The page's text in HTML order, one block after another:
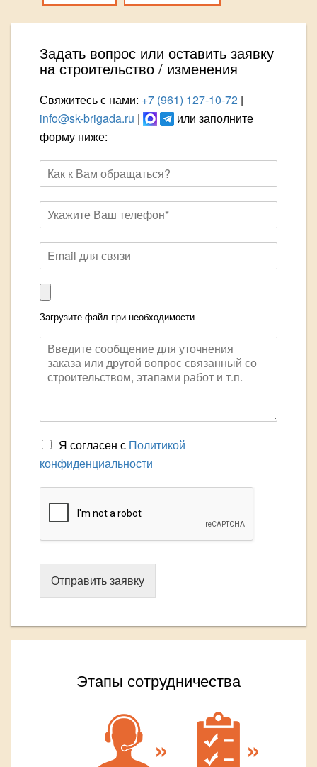
Задать вопрос или оставить заявку
на строительство / изменения
Свяжитесь с нами: +7 (961) 127-10-72 |
info@sk-brigada.ru |
или заполните
форму ниже:
Загрузите файл при необходимости
Я согласен с Политикой
конфиденциальности
Отправить заявку
Этапы сотрудничества